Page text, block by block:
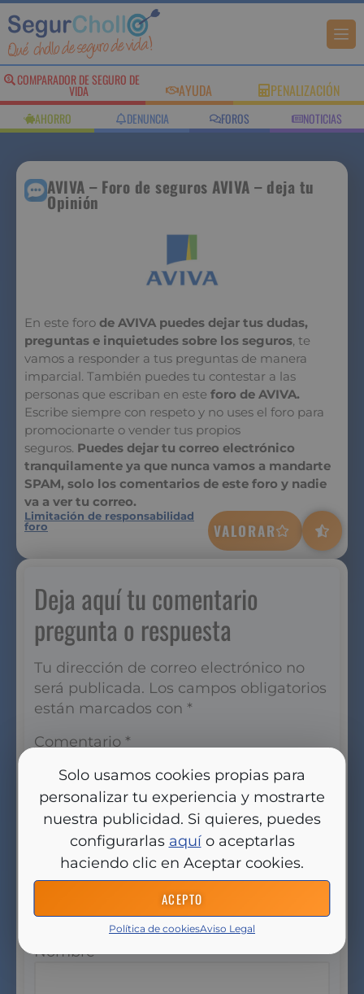
Solo usamos cookies propias para
personalizar tu experiencia y mostrarte
nuestra publicidad. Si quieres, puedes
configurarlas aquío aceptarlas
haciendo clic en Aceptar cookies.
ACEPTO
Política de cookiesAviso Legal
COMPARADOR DE SEGURO DE
VIDA AYUDA PENALIZACIÓN
AHORRO DENUNCIA FOROS NOTICIAS
AVIVA – Foro de seguros AVIVA – deja tu
Opinión
En este foro de AVIVA puedes dejar tus dudas,
preguntas e inquietudes sobre los seguros, te
vamos a responder a tus preguntas de manera
imparcial. También puedes tu contestar a las
personas que escriban en este foro de AVIVA.
Escribe siempre con respeto y no uses el foro para
promocionarte o vender tus propios
seguros. Puedes dejar tu correo electrónico
tranquilamente ya que nunca vamos a mandarte
SPAM, solo los comentarios de este foro y nadie
va a ver tu correo.
VALORAR
Limitación de responsabilidad
foro
Deja aquí tu comentario
pregunta o respuesta
Tu dirección de correo electrónico no
será publicada. Los campos obligatorios
están marcados con *
Comentario *
Nombre*